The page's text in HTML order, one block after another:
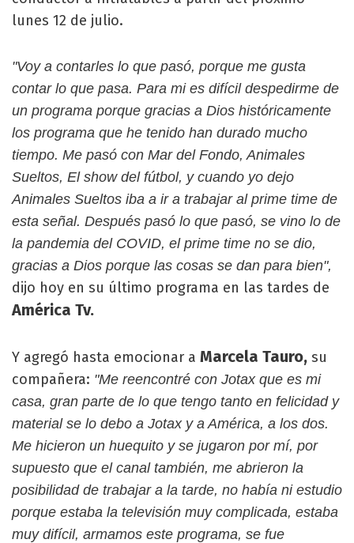
lunes 12 de julio.
"Voy a contarles lo que pasó, porque me gusta
contar lo que pasa. Para mi es difícil despedirme de
un programa porque gracias a Dios históricamente
los programa que he tenido han durado mucho
tiempo. Me pasó con Mar del Fondo, Animales
Sueltos, El show del fútbol, y cuando yo dejo
Animales Sueltos iba a ir a trabajar al prime time de
esta señal. Después pasó lo que pasó, se vino lo de
la pandemia del COVID, el prime time no se dio,
gracias a Dios porque las cosas se dan para bien",
dijo hoy en su último programa en las tardes de
América Tv.
Y agregó hasta emocionar a Marcela Tauro, su
compañera: "Me reencontré con Jotax que es mi
casa, gran parte de lo que tengo tanto en felicidad y
material se lo debo a Jotax y a América, a los dos.
Me hicieron un huequito y se jugaron por mí, por
supuesto que el canal también, me abrieron la
posibilidad de trabajar a la tarde, no había ni estudio
porque estaba la televisión muy complicada, estaba
muy difícil, armamos este programa, se fue